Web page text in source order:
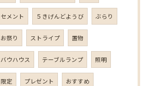
セメント ５きげんどようび ぶらり
お祭り ストライプ 置物
バウハウス テーブルランプ 照明
限定 プレゼント おすすめ